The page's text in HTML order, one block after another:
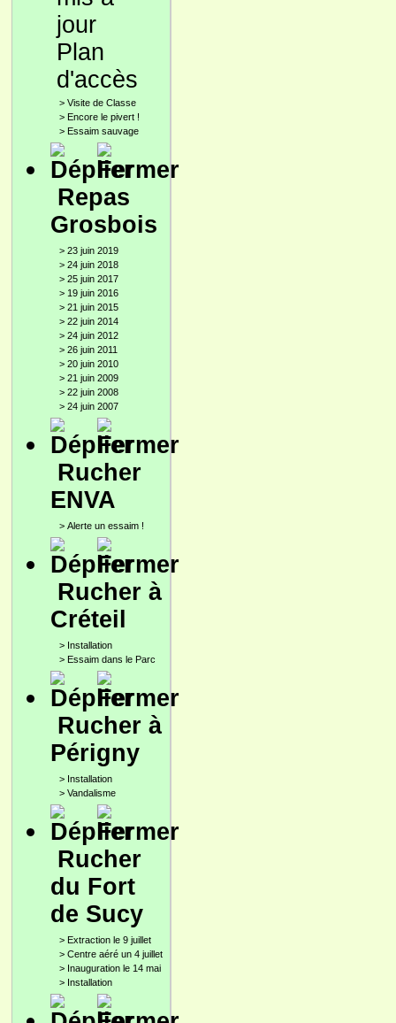
Plan
d'accès
> Visite de Classe
> Encore le pivert !
> Essaim sauvage
Repas
Grosbois
> 23 juin 2019
> 24 juin 2018
> 25 juin 2017
> 19 juin 2016
> 21 juin 2015
> 22 juin 2014
> 24 juin 2012
> 26 juin 2011
> 20 juin 2010
> 21 juin 2009
> 22 juin 2008
> 24 juin 2007
Rucher
ENVA
> Alerte un essaim !
Rucher à
Créteil
> Installation
> Essaim dans le Parc
Rucher à
Périgny
> Installation
> Vandalisme
Rucher
du Fort
de Sucy
> Extraction le 9 juillet
> Centre aéré un 4 juillet
> Inauguration le 14 mai
> Installation